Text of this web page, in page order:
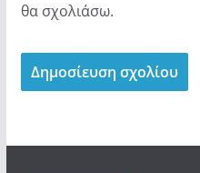
θα σχολιάσω.